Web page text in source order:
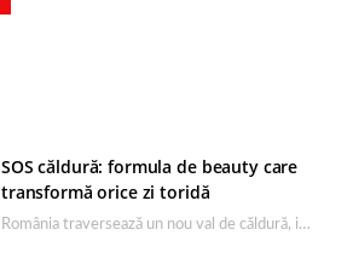
SOS căldură: formula de beauty care
transformă orice zi toridă
România traversează un nou val de căldură, iar rutina de îngrijire capătă un rol esențial…